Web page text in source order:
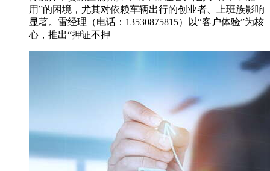
用”的困境，尤其对依赖车辆出行的创业者、上班族影响
显著。雷经理（电话：13530875815）以“客户体验”为核
心，推出“押证不押